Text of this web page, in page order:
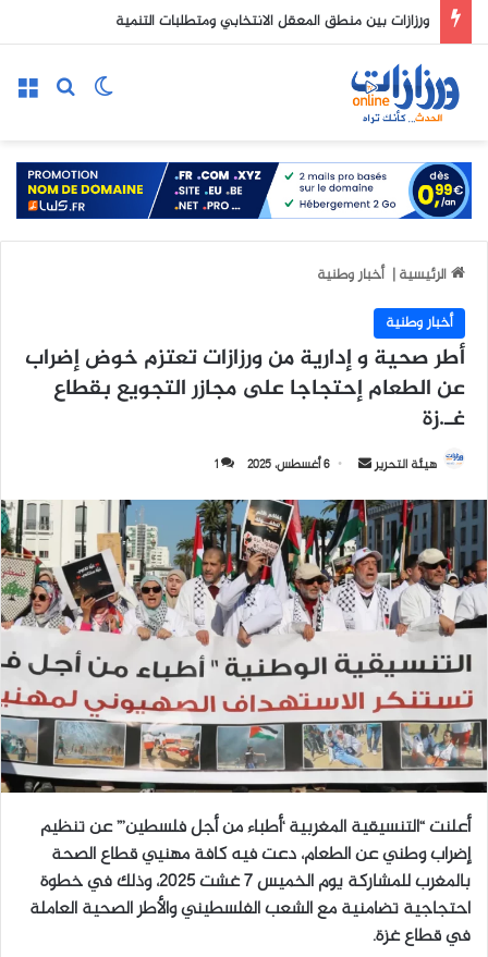
ورزازات بين منطق المعقل الانتخابي ومتطلبات التنمية
بحث
الوضع المظلم
الرئيسية| أخبار وطنية
أخبار وطنية
أطر صحية و إدارية من ورزازات تعتزم خوض إضراب
عن الطعام إحتجاجا على مجازر التجويع بقطاع
غـ.زة
هيئة التحرير
س
ل
ب
ر
ي
ا
إ
ل
ك
ت
و
ن
ي
ا
6 أغسطس، 2025 1
أعلنت “التنسيقية المغربية ‘أطباء من أجل فلسطين’” عن تنظيم
إضراب وطني عن الطعام، دعت فيه كافة مهنيي قطاع الصحة
بالمغرب للمشاركة يوم الخميس 7 غشت 2025، وذلك في خطوة
احتجاجية تضامنية مع الشعب الفلسطيني والأطر الصحية العاملة
في قطاع غزة.